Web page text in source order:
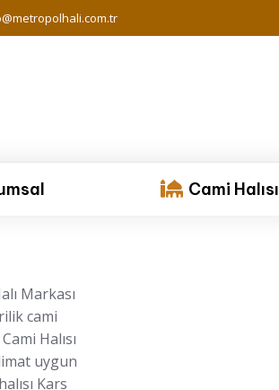
Cami Halısı
Markası
cami
Halısı
uygun
Kars